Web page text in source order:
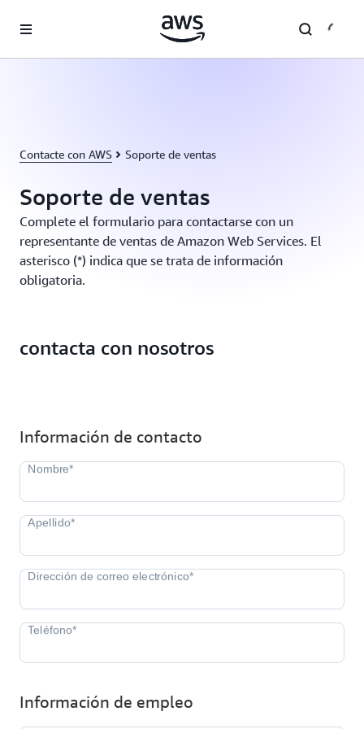
Contacte con AWS Soporte de ventas
Soporte de ventas
Complete el formulario para contactarse con un
representante de ventas de Amazon Web Services. El
asterisco (*) indica que se trata de información
obligatoria.
contacta con nosotros
Información de contacto
Información de empleo